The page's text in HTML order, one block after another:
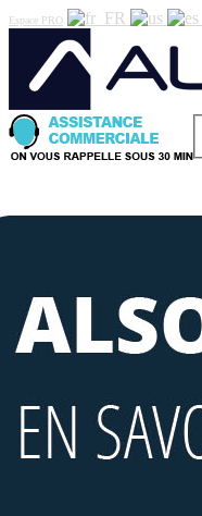
Espace PRO